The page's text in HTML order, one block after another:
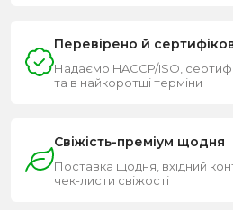
Перевірено й
Надаємо HACCP/ISO,
та в найкоротші терміни
Свіжість-преміум щодня
Поставка щодня, вхідний
чек-листи свіжості